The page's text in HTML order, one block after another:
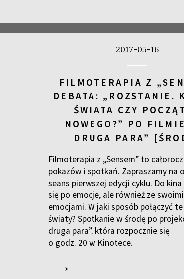
2017-05-16
FILMOTERAPIA Z
DEBATA: „ROZSTANIE.
ŚWIATA CZY
NOWEGO?” PO
DRUGA PARA”
Filmoterapia z „Sensem” to
pokazów i spotkań. Zapraszamy na
seans pierwszej edycji cyklu. Do
się po emocje, ale również ze
emocjami. W jaki sposób połączyć
światy? Spotkanie w środę po
druga para”, która rozpocznie się
o godz. 20 w Kinotece.